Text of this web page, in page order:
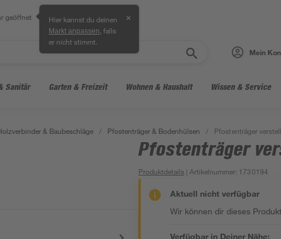
geöffnet Hier kannst du deinen
Markt anpassen , falls
er nicht stimmt.
✕
Mein
Sanitär Garten & Freizeit Wohnen & Haushalt Wissen & Service
& Baubeschläge / Pfostenträger & Bodenhülsen / Pfostenträger
Pfostenträger
Produktdetails | Artikelnummer: 1730194
Aktuell nicht verfügbar
Wir können dir dieses
Verfügbar in Deiner Nähe: